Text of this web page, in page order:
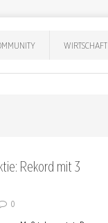
WIRTSCHAFT
Rekord mit 3
0